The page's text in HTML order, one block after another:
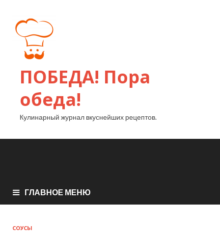
ПОБЕДА! Пора
обеда!
Кулинарный журнал вкуснейших рецептов.
ГЛАВНОЕ МЕНЮ
СОУСЫ